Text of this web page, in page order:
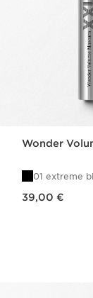
Wonder
01 extreme
39,00 €